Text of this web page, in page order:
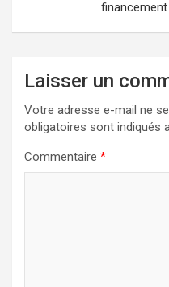
Laisser un
Votre adresse e-mail ne
obligatoires sont indiqués
Commentaire *